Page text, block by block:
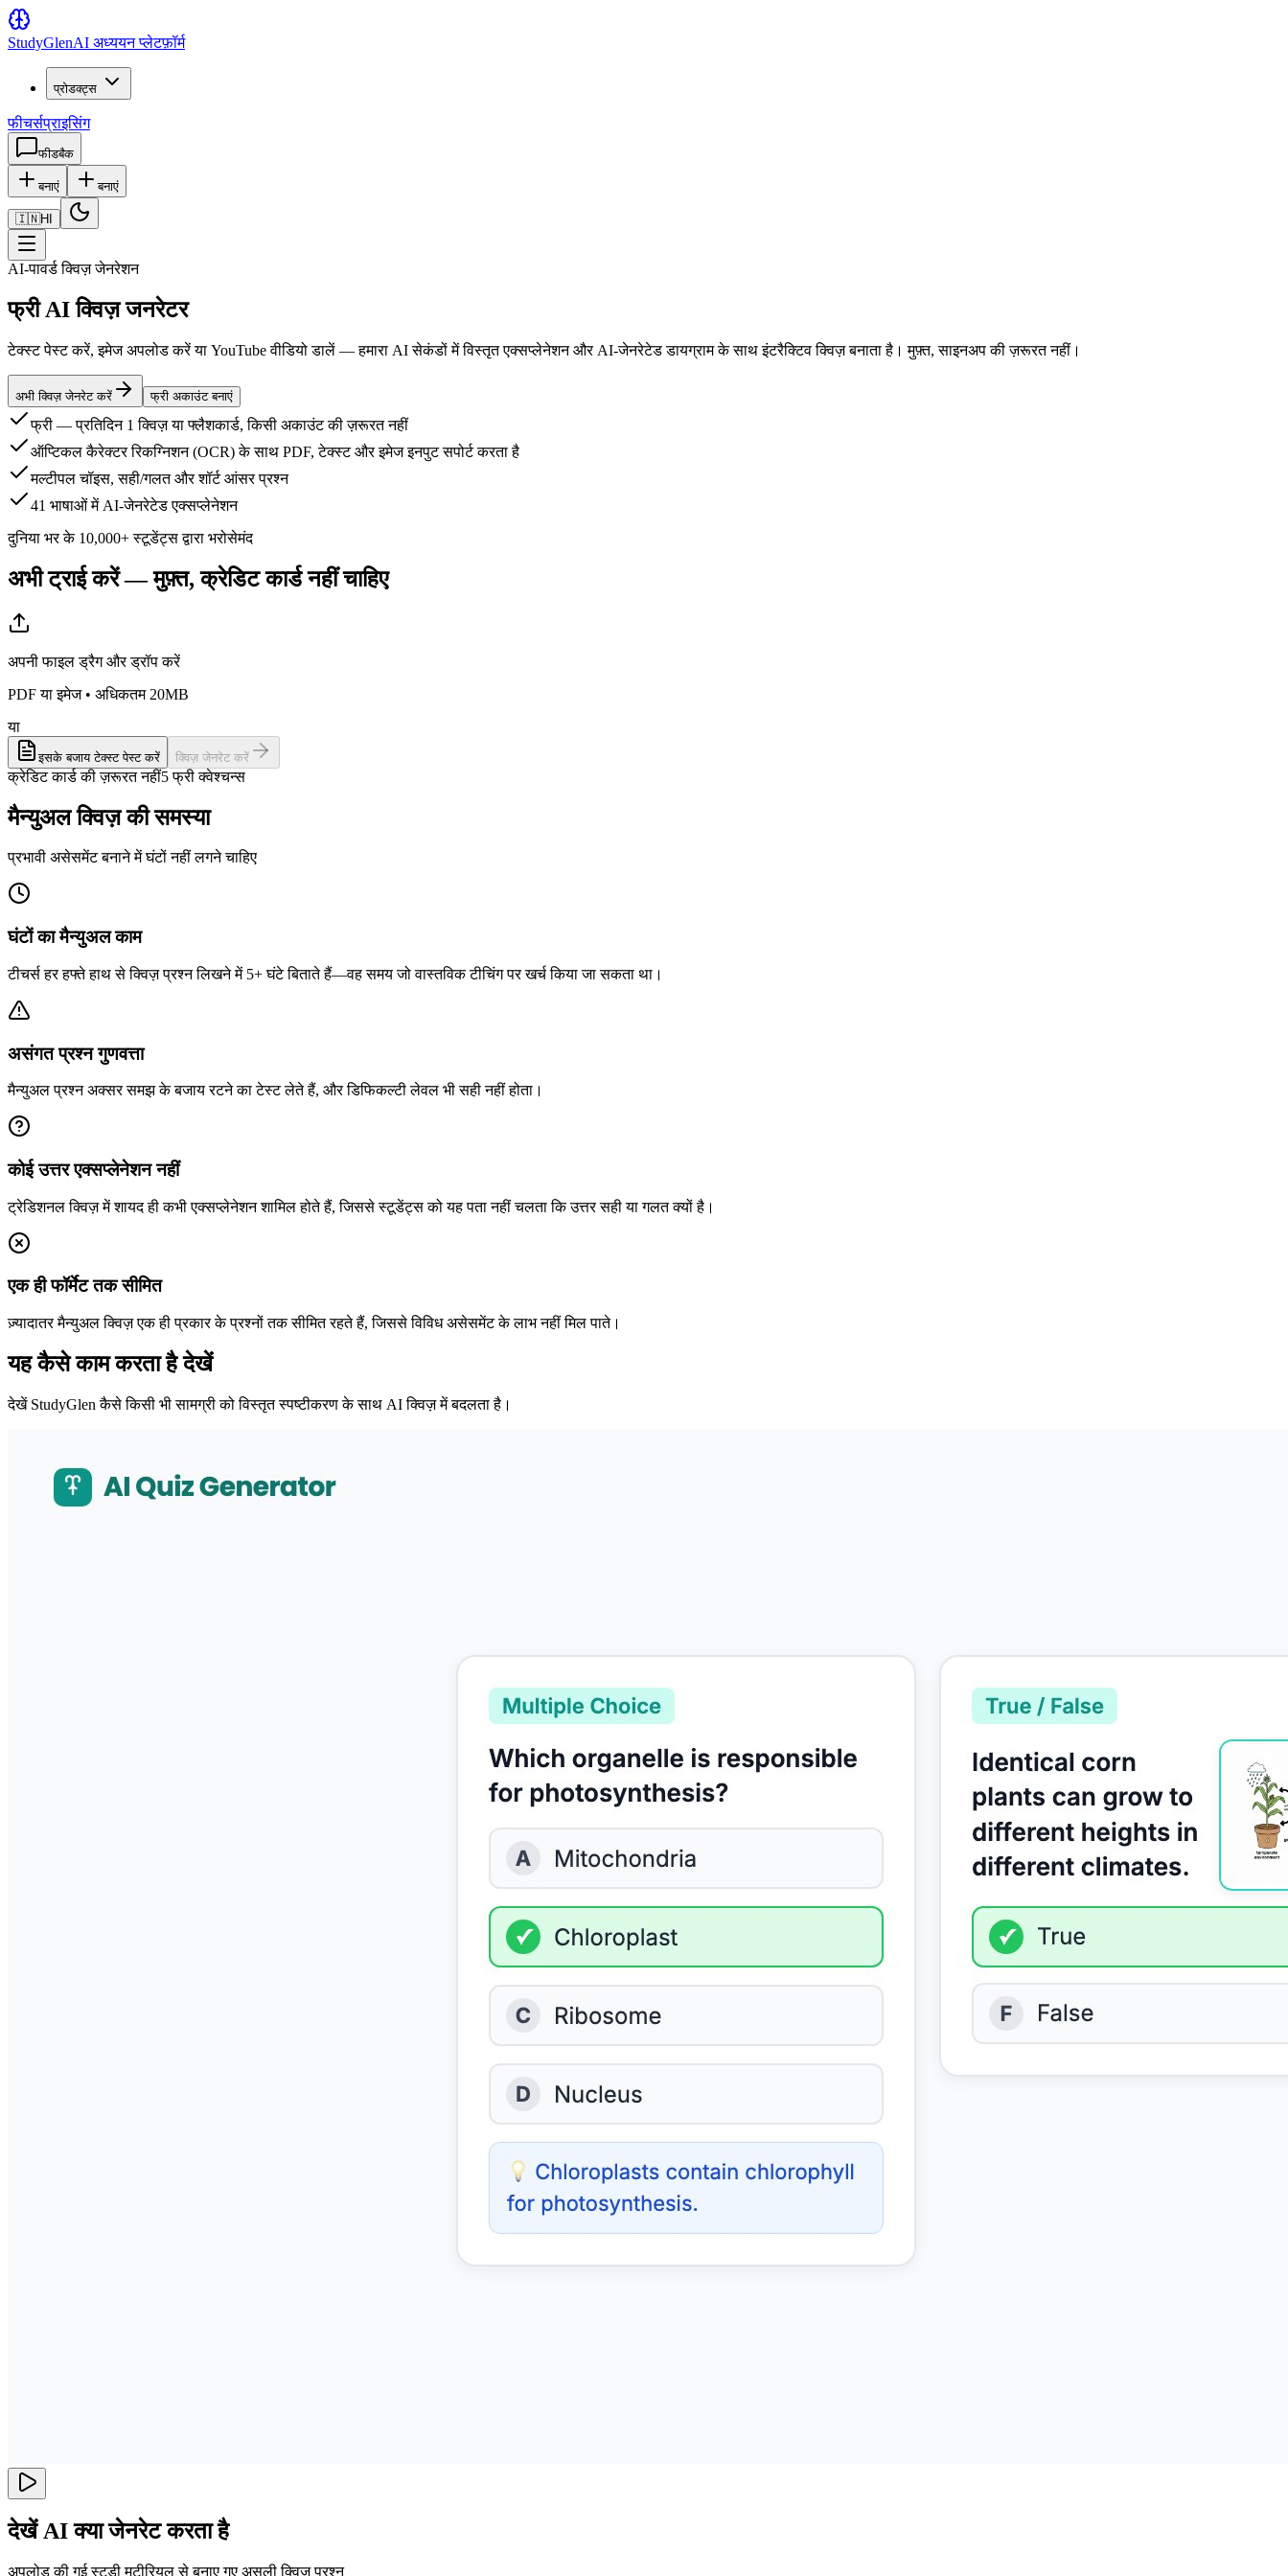
StudyGlenAI अध्ययन प्लेटफ़ॉर्म
प्रोडक्ट्स
फीचर्सप्राइसिंग
फीडबैक
बनाएं बनाएं
🇮🇳HI
AI-पावर्ड क्विज़ जेनरेशन
फ्री AI क्विज़ जनरेटर
टेक्स्ट पेस्ट करें, इमेज अपलोड करें या YouTube वीडियो डालें — हमारा AI सेकंडों में विस्तृत एक्सप्लेनेशन और AI-जेनरेटेड डायग्राम के साथ इंटरैक्टिव क्विज़ बनाता है। मुफ़्त, साइनअप की ज़रूरत नहीं।
अभी क्विज़ जेनरेट करें फ्री अकाउंट बनाएं
फ्री — प्रतिदिन 1 क्विज़ या फ्लैशकार्ड, किसी अकाउंट की ज़रूरत नहीं
ऑप्टिकल कैरेक्टर रिकग्निशन (OCR) के साथ PDF, टेक्स्ट और इमेज इनपुट सपोर्ट करता है
मल्टीपल चॉइस, सही/गलत और शॉर्ट आंसर प्रश्न
41 भाषाओं में AI-जेनरेटेड एक्सप्लेनेशन
दुनिया भर के 10,000+ स्टूडेंट्स द्वारा भरोसेमंद
अभी ट्राई करें — मुफ़्त, क्रेडिट कार्ड नहीं चाहिए
अपनी फाइल ड्रैग और ड्रॉप करें
PDF या इमेज • अधिकतम 20MB
या
इसके बजाय टेक्स्ट पेस्ट करें क्विज़ जेनरेट करें
क्रेडिट कार्ड की ज़रूरत नहीं5 फ्री क्वेश्चन्स
मैन्युअल क्विज़ की समस्या
प्रभावी असेसमेंट बनाने में घंटों नहीं लगने चाहिए
घंटों का मैन्युअल काम
टीचर्स हर हफ्ते हाथ से क्विज़ प्रश्न लिखने में 5+ घंटे बिताते हैं—वह समय जो वास्तविक टीचिंग पर खर्च किया जा सकता था।
असंगत प्रश्न गुणवत्ता
मैन्युअल प्रश्न अक्सर समझ के बजाय रटने का टेस्ट लेते हैं, और डिफिकल्टी लेवल भी सही नहीं होता।
कोई उत्तर एक्सप्लेनेशन नहीं
ट्रेडिशनल क्विज़ में शायद ही कभी एक्सप्लेनेशन शामिल होते हैं, जिससे स्टूडेंट्स को यह पता नहीं चलता कि उत्तर सही या गलत क्यों है।
एक ही फॉर्मेट तक सीमित
ज़्यादातर मैन्युअल क्विज़ एक ही प्रकार के प्रश्नों तक सीमित रहते हैं, जिससे विविध असेसमेंट के लाभ नहीं मिल पाते।
यह कैसे काम करता है देखें
देखें StudyGlen कैसे किसी भी सामग्री को विस्तृत स्पष्टीकरण के साथ AI क्विज़ में बदलता है।
देखें AI क्या जेनरेट करता है
अपलोड की गई स्टडी मटीरियल से बनाए गए असली क्विज़ प्रश्न